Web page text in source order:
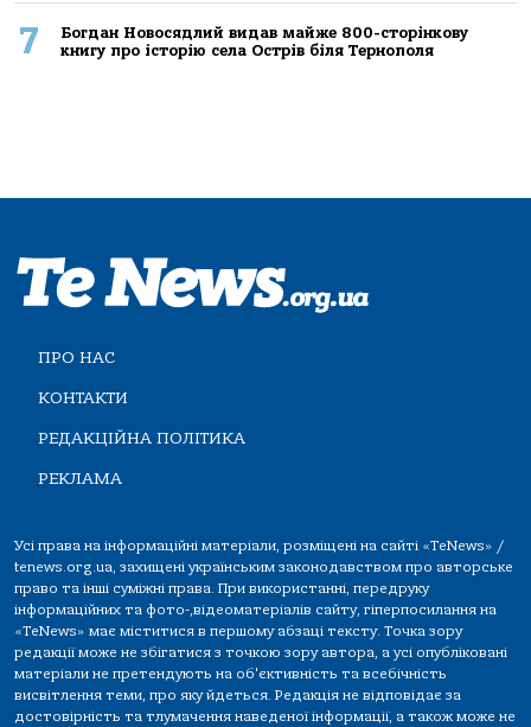
7
Богдан Новосядлий видав майже 800-сторінкову
книгу про історію села Острів біля Тернополя
ПРО НАС
КОНТАКТИ
РЕДАКЦІЙНА ПОЛІТИКА
РЕКЛАМА
Усі права на інформаційні матеріали, розміщені на сайті «TeNews» /
tenews.org.ua, захищені українським законодавством про авторське
право та інші суміжні права. При використанні, передруку
інформаційних та фото-,відеоматеріалів сайту, гіперпосилання на
«TeNews» має міститися в першому абзаці тексту. Точка зору
редакції може не збігатися з точкою зору автора, а усі опубліковані
матеріали не претендують на об'єктивність та всебічність
висвітлення теми, про яку йдеться. Редакція не відповідає за
достовірність та тлумачення наведеної інформації, а також може не